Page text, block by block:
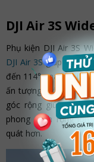
DJI Air 3S
Phụ kiện DJI Air 3S
DJI Air 3Sgiúp mở
đến 114°, mang lại
ấn tượng. Với thiết
góc rộng giúp người
phong cảnh rộng
quát hơn.